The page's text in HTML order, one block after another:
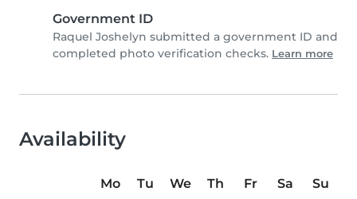
Government ID
Raquel Joshelyn submitted a government ID and
completed photo verification checks. Learn more
Availability
Mo Tu We Th Fr Sa
Su